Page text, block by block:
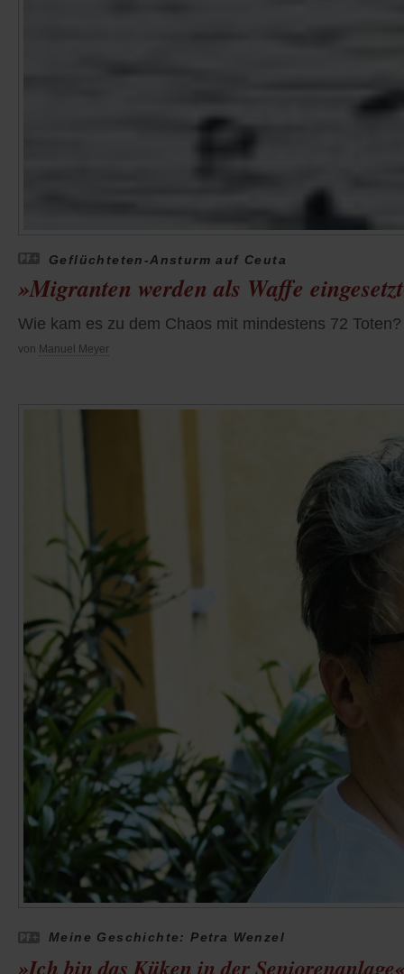
Geflüchteten-Ansturm auf Ceuta
»Migranten werden als Waffe
Wie kam es zu dem Chaos mit mindestens 72
von Manuel Meyer
Meine Geschichte: Petra Wenzel
»Ich bin das Küken in der